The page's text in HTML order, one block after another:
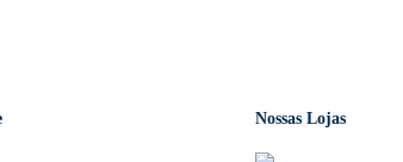
Nossas Lojas